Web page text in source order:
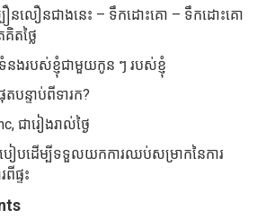
ឿនលឿនជាងនេះ – ទឹកដោះគោ – ទឹកដោះគោ
ថ្លៃ
នងរបស់ខ្ញុំជាមួយកូន ៗ របស់ខ្ញុំ
បន្ទាប់ពីទារក?
ជារៀងរាល់ថ្ងៃ
ៀបដើម្បីទទួលយកការឈប់សម្រាកនៃការ
ផ្ទះ